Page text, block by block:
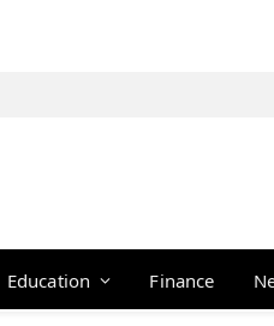
Education Finance